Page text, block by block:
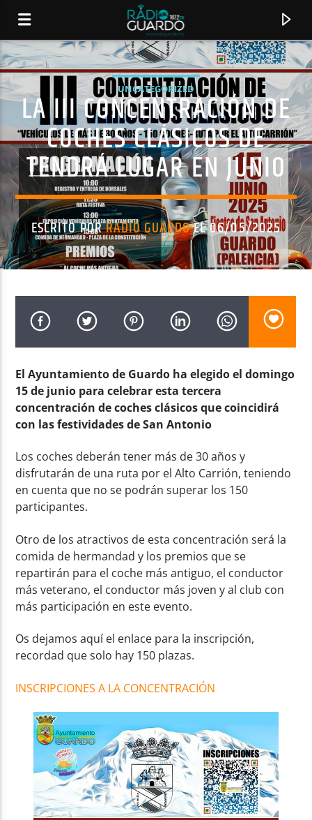
CANCIÓN ACTUAL
ARTISTA
Radio AMGu
UNCATEGORIZED
LA III CONCENTRACIÓN DE
COCHES CLÁSICOS DE
TENDRÁ LUGAR EN JUNIO
ESCRITO PORRADIO GUARDOEL 06/05/2025
El Ayuntamiento de Guardo ha elegido el domingo
15 de junio para celebrar esta tercera
concentración de coches clásicos que coincidirá
con las festividades de San Antonio
Los coches deberán tener más de 30 años y
disfrutarán de una ruta por el Alto Carrión, teniendo
en cuenta que no se podrán superar los 150
participantes.
Otro de los atractivos de esta concentración será la
comida de hermandad y los premios que se
repartirán para el coche más antiguo, el conductor
más veterano, el conductor más joven y al club con
más participación en este evento.
Os dejamos aquí el enlace para la inscripción,
recordad que solo hay 150 plazas.
INSCRIPCIONES A LA CONCENTRACIÓN